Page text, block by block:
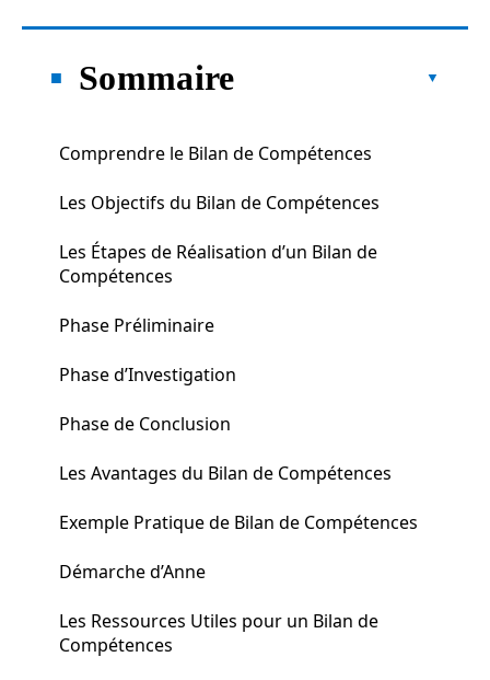
Sommaire
Comprendre le Bilan de Compétences
Les Objectifs du Bilan de Compétences
Les Étapes de Réalisation d’un Bilan de
Compétences
Phase Préliminaire
Phase d’Investigation
Phase de Conclusion
Les Avantages du Bilan de Compétences
Exemple Pratique de Bilan de Compétences
Démarche d’Anne
Les Ressources Utiles pour un Bilan de
Compétences